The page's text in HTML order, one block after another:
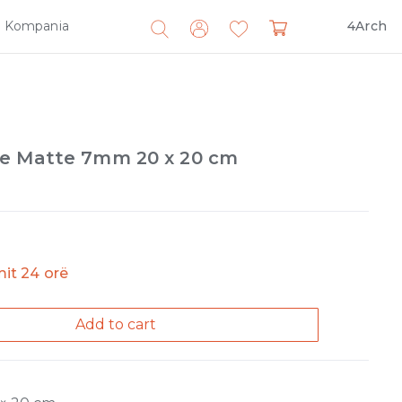
Kompania 4Arch
Search
for:
Matte 7mm 20 x 20 cm
24 orë
Add to cart